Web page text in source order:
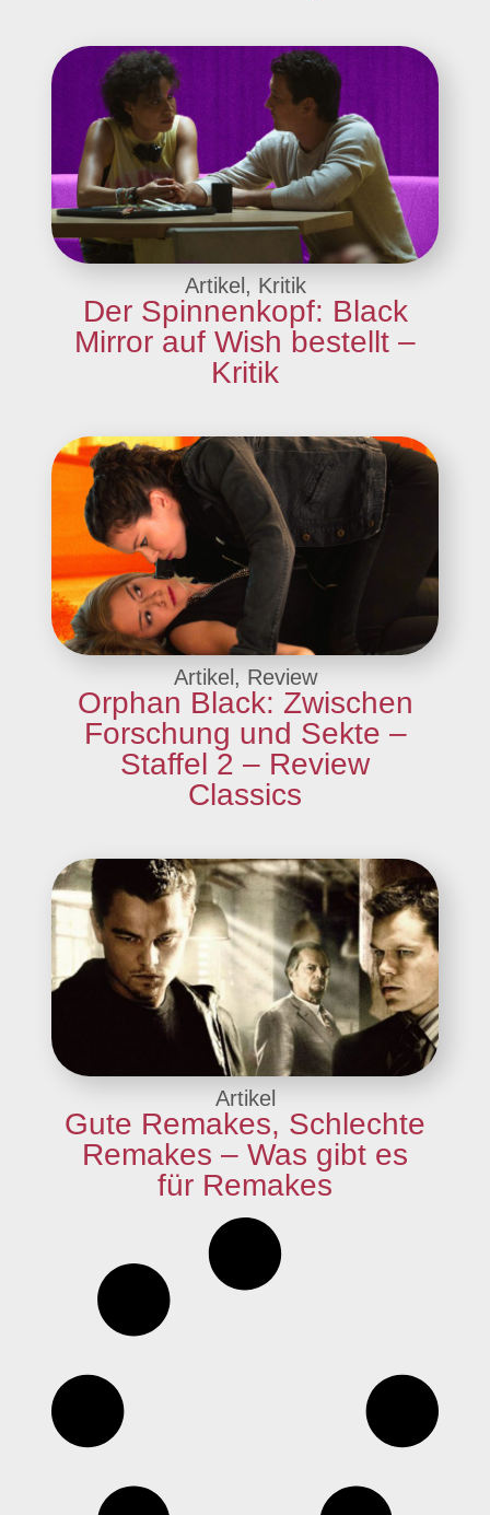
Artikel, Kritik
Der Spinnenkopf: Black
Mirror auf Wish bestellt –
Kritik
Artikel, Review
Orphan Black: Zwischen
Forschung und Sekte –
Staffel 2 – Review
Classics
Artikel
Gute Remakes, Schlechte
Remakes – Was gibt es
für Remakes